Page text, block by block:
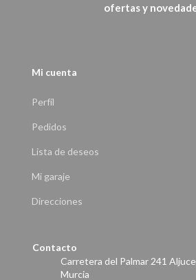
ofertas y
Mi cuenta
Perfíl
Pedidos
Lista de deseos
Mi garaje
Direcciones
Contacto
Carretera del Palmar 241
Murcia